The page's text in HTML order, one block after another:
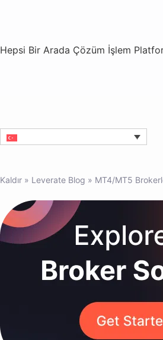
Hepsi Bir Arada Çözüm İşlem
Kaldır » Leverate Blog » MT4/MT5